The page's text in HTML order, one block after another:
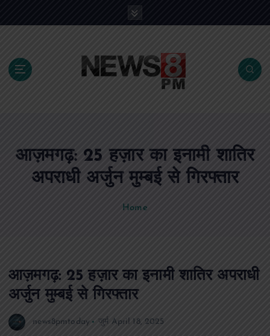
आज़मगढ़: 25 हज़ार का इनामी शातिर
अपराधी अर्जुन मुम्बई से गिरफ्तार
Home
आज़मगढ़: 25 हज़ार का इनामी शातिर अपराधी
अर्जुन मुम्बई से गिरफ्तार
news8pmtoday जुर्म April 18, 2025